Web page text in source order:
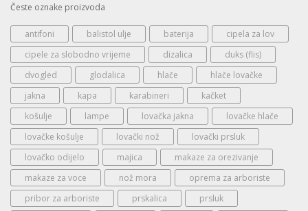
Česte oznake proizvoda
antifoni balistol ulje baterija
cipela za lov
cipele za slobodno vrijeme
dizalica
duks (flis)
dvogled
glodalica hlače
hlače lovačke
jakna
kapa karabineri
kačket
košulje
lampe lovačka jakna
lovačke hlače
lovačke košulje
lovački nož
lovački prsluk
lovačko odijelo
majica
makaze za orezivanje
makaze za voce
nož mora
oprema za arboriste
pribor za arboriste
prskalica
prsluk